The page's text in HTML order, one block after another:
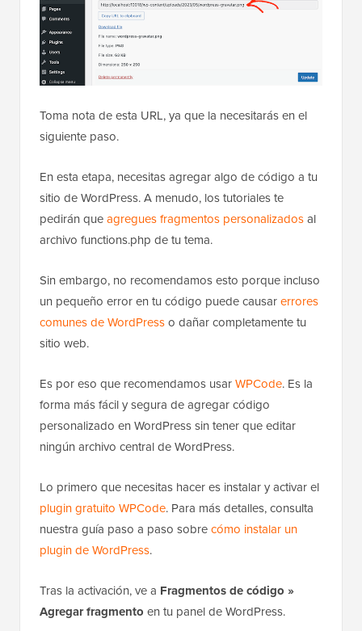
Toma nota de esta URL, ya que la necesitarás en el
siguiente paso.
En esta etapa, necesitas agregar algo de código a tu
sitio de WordPress. A menudo, los tutoriales te
pedirán queagregues fragmentos personalizadosal
archivo functions.php de tu tema.
Sin embargo, no recomendamos esto porque incluso
un pequeño error en tu código puede causarerrores
comunes de WordPresso dañar completamente tu
sitio web.
Es por eso que recomendamos usarWPCode. Es la
forma más fácil y segura de agregar código
personalizado en WordPress sin tener que editar
ningún archivo central de WordPress.
Lo primero que necesitas hacer es instalar y activar el
plugin gratuito WPCode. Para más detalles, consulta
nuestra guía paso a paso sobrecómo instalar un
plugin de WordPress.
Tras la activación, ve a Fragmentos de código »
Agregar fragmento en tu panel de WordPress.